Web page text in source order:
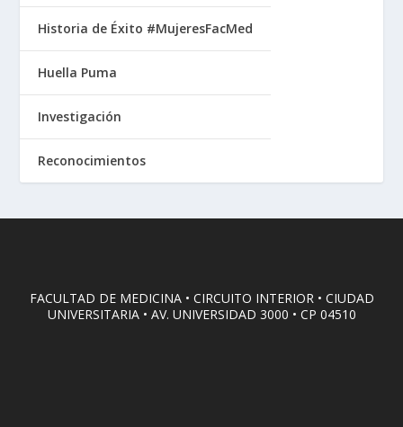
Historia de Éxito #MujeresFacMed
Huella Puma
Investigación
Reconocimientos
FACULTAD DE MEDICINA • CIRCUITO INTERIOR • CIUDAD
UNIVERSITARIA • AV. UNIVERSIDAD 3000 • CP 04510